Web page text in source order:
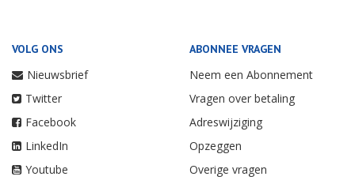
VOLG ONS
Nieuwsbrief
Twitter
Facebook
LinkedIn
Youtube
ABONNEE VRAGEN
Neem een Abonnement
Vragen over betaling
Adreswijziging
Opzeggen
Overige vragen